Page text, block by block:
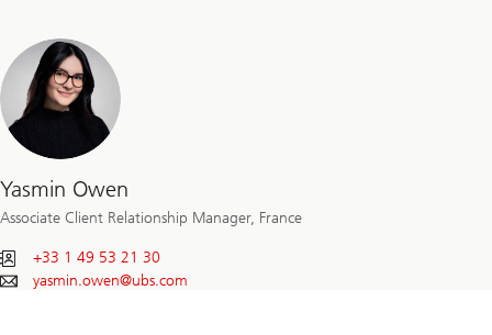
Yasmin Owen
Associate Client Relationship Manager, France
+33 1 49 53 21 30
yasmin.owen@ubs.com